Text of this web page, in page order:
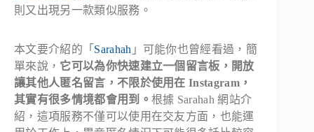
則又出現另一款類似服務。
本文要介紹的「 Sarahah 」可能你也曾經看過，簡
單來說， 它可以為你快速建立一個留言板，開放
讓其他人匿名留言，不限於使用在 Instagram，
其實有很多情境都會用到。 根據 Sarahah 網站介
紹，這項服務不僅可以使用在交友方面，也能運